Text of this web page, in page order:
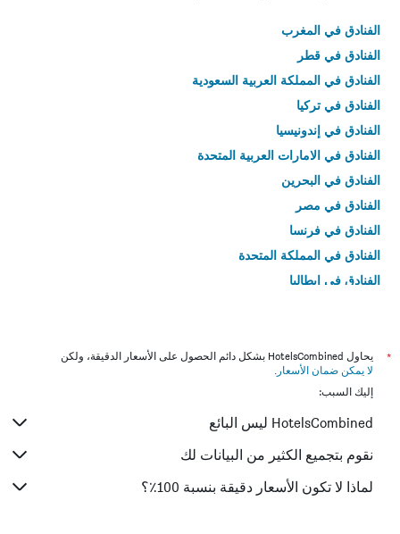
الفنادق في المغرب
الفنادق في قطر
الفنادق في المملكة العربية السعودية
الفنادق في تركيا
الفنادق في إندونيسيا
الفنادق في الامارات العربية المتحدة
الفنادق في البحرين
الفنادق في مصر
الفنادق في فرنسا
الفنادق في المملكة المتحدة
الفنادق في إيطاليا
*
يحاول HotelsCombined بشكل دائم الحصول على الأسعار الدقيقة، ولكن
لا يمكن ضمان الأسعار .
إليك السبب:
HotelsCombined ليس البائع
نقوم بتجميع الكثير من البيانات لك
لماذا لا تكون الأسعار دقيقة بنسبة 100٪؟